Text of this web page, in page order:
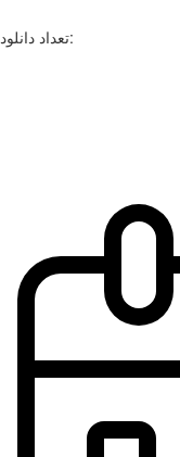
تعداد دانلود: